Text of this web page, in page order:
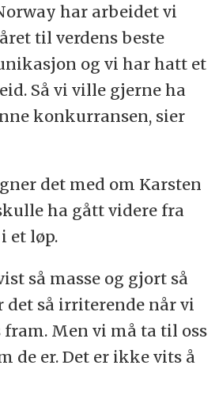
har arbeidet vi
til verdens beste
og vi har hatt et
Så vi ville gjerne ha
konkurransen, sier
det med om Karsten
ha gått videre fra
et løp.
så masse og gjort så
det så irriterende når vi
Men vi må ta til oss
de er. Det er ikke vits å